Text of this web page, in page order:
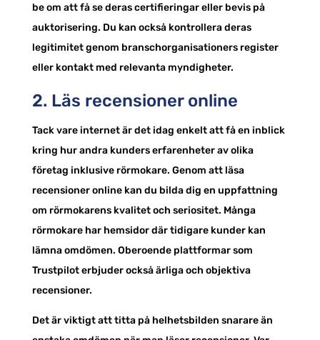
be om att få se deras certifieringar eller bevis på
auktorisering. Du kan också kontrollera deras
legitimitet genom branschorganisationers register
eller kontakt med relevanta myndigheter.
2. Läs recensioner online
Tack vare internet är det idag enkelt att få en inblick
kring hur andra kunders erfarenheter av olika
företag inklusive rörmokare. Genom att läsa
recensioner online kan du bilda dig en uppfattning
om rörmokarens kvalitet och seriositet. Många
rörmokare har hemsidor där tidigare kunder kan
lämna omdömen. Oberoende plattformar som
Trustpilot erbjuder också ärliga och objektiva
recensioner.
Det är viktigt att titta på helhetsbilden snarare än